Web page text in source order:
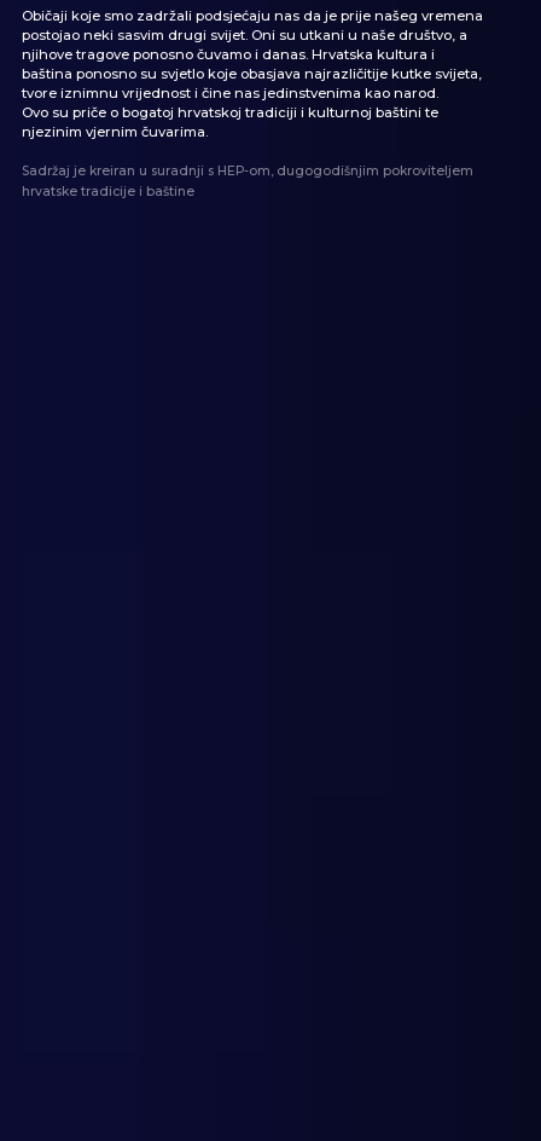
Običaji koje smo zadržali podsjećaju nas da je prije našeg vremena
postojao neki sasvim drugi svijet. Oni su utkani u naše društvo, a
njihove tragove ponosno čuvamo i danas. Hrvatska kultura i
baština ponosno su svjetlo koje obasjava najrazličitije kutke svijeta,
tvore iznimnu vrijednost i čine nas jedinstvenima kao narod.
Ovo su priče o bogatoj hrvatskoj tradiciji i kulturnoj baštini te
njezinim vjernim čuvarima.
Sadržaj je kreiran u suradnji s HEP-om, dugogodišnjim pokroviteljem
hrvatske tradicije i baštine